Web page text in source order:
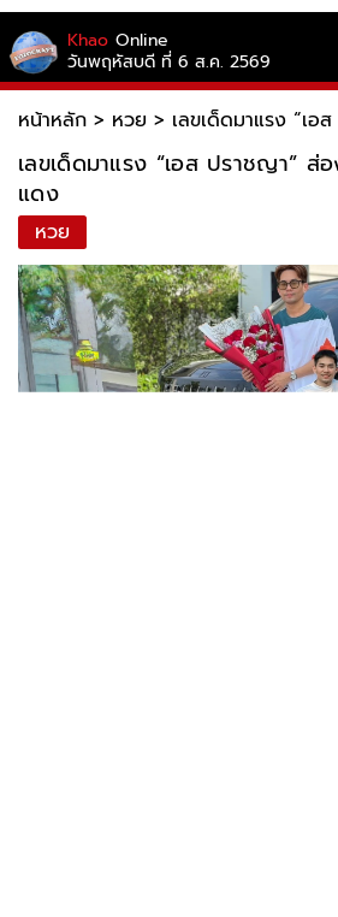
Khao Online
วันพฤหัสบดี ที่ 6 ส.ค. 2569
หน้าหลัก > หวย > เลขเด็ดมาแรง “เ
เลขเด็ดมาแรง “เอส ปราชญา” ส่
แดง
หวย